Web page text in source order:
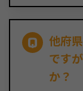
他府
です
か？